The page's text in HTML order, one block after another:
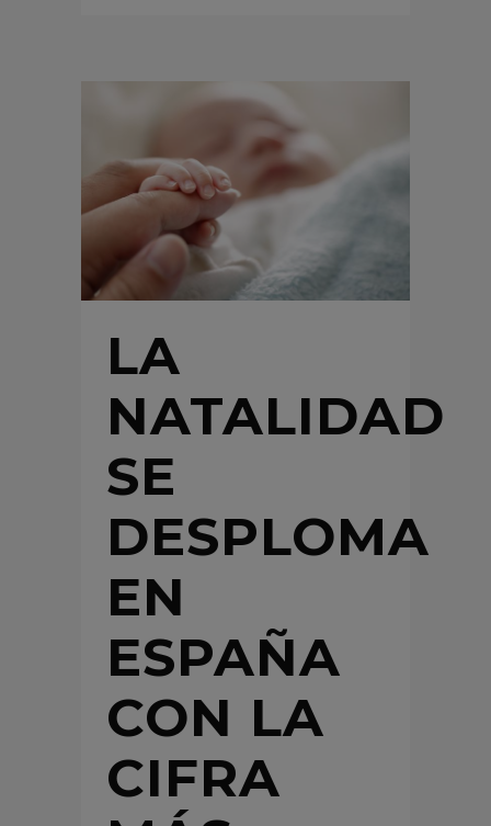
LA
NATALIDAD
SE
DESPLOMA
EN
ESPAÑA
CON LA
CIFRA